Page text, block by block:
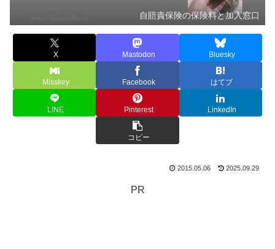
自賠責保険の保険料と加入窓口
X Mastodon Bluesky
Misskey Facebook はてブ
LINE Pinterest LinkedIn
コピー
2015.05.06 2025.09.29
PR